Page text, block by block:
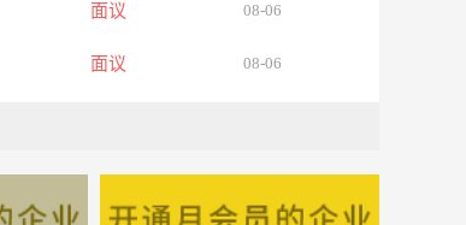
面议 08-06
面议 08-06